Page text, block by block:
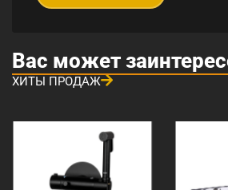
Вас может
ХИТЫ ПРОДАЖ